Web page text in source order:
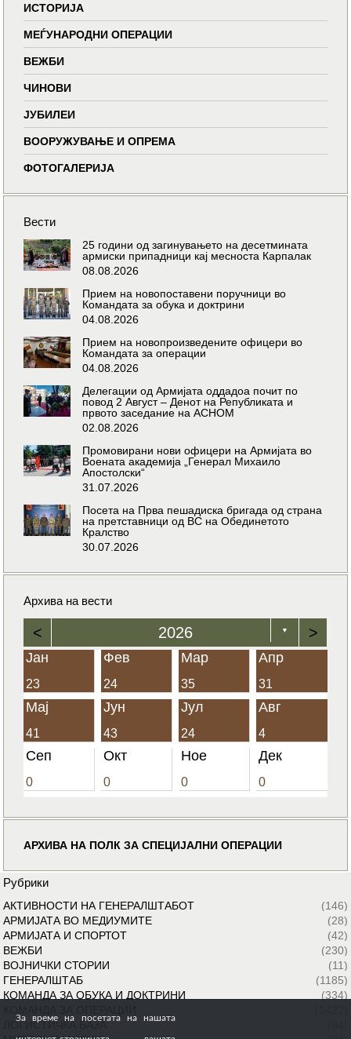
ИСТОРИЈА
МЕЃУНАРОДНИ ОПЕРАЦИИ
ВЕЖБИ
ЧИНОВИ
ЈУБИЛЕИ
ВООРУЖУВАЊЕ И ОПРЕМА
ФОТОГАЛЕРИЈА
Вести
25 години од загинувањето на десетмината
армиски припадници кај месноста Карпалак
08.08.2026
Прием на новопоставени поручници во
Командата за обука и доктрини
04.08.2026
Прием на новопроизведените офицери во
Командата за операции
04.08.2026
Делегации од Армијата оддадоа почит по
повод 2 Август – Денот на Републиката и
првото заседание на АСНОМ
02.08.2026
Промовирани нови офицери на Армијата во
Воената академија „Генерал Михаило
Апостолски“
31.07.2026
Посета на Прва пешадиска бригада од страна
на претставници од ВС на Обединетото
Кралство
30.07.2026
Архива на вести
< 2026 ▼ >
Јан
23
Фев
24
Мар
35
Апр
31
Мај
41
Јун
43
Јул
24
Авг
4
Сеп
0
Окт
0
Ное
0
Дек
0
АРХИВА НА ПОЛК ЗА СПЕЦИЈАЛНИ ОПЕРАЦИИ
Рубрики
АКТИВНОСТИ НА ГЕНЕРАЛШТАБОТ
(146)
АРМИЈАТА ВО МЕДИУМИТЕ
(28)
АРМИЈАТА И СПОРТОТ
(42)
ВЕЖБИ
(230)
ВОЈНИЧКИ СТОРИИ
(11)
ГЕНЕРАЛШТАБ
(1185)
КОМАНДА ЗА ОБУКА И ДОКТРИНИ
(334)
ЛОГИСТИЧКА БАЗА
За време на посетата на нашата